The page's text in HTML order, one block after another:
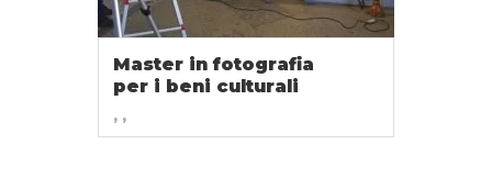
Master in fotografia
per i beni culturali
, ,